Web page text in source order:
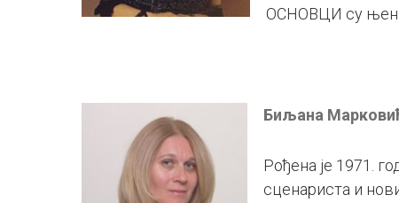
ОСНОВЦИ су њен
Биљана
Рођена је 1971.
сценариста и